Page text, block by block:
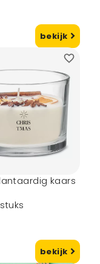
bekijk
kaars
bekijk